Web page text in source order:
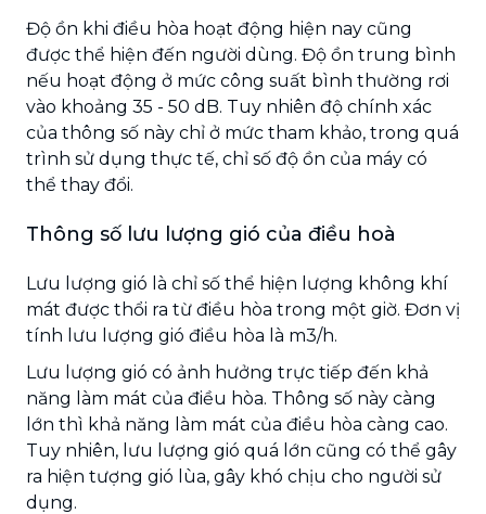
Độ ồn khi điều hòa hoạt động hiện nay cũng
được thể hiện đến người dùng. Độ ồn trung bình
nếu hoạt động ở mức công suất bình thường rơi
vào khoảng 35 - 50 dB. Tuy nhiên độ chính xác
của thông số này chỉ ở mức tham khảo, trong quá
trình sử dụng thực tế, chỉ số độ ồn của máy có
thể thay đổi.
Thông số lưu lượng gió của điều hoà
Lưu lượng gió là chỉ số thể hiện lượng không khí
mát được thổi ra từ điều hòa trong một giờ. Đơn vị
tính lưu lượng gió điều hòa là m3/h.
Lưu lượng gió có ảnh hưởng trực tiếp đến khả
năng làm mát của điều hòa. Thông số này càng
lớn thì khả năng làm mát của điều hòa càng cao.
Tuy nhiên, lưu lượng gió quá lớn cũng có thể gây
ra hiện tượng gió lùa, gây khó chịu cho người sử
dụng.